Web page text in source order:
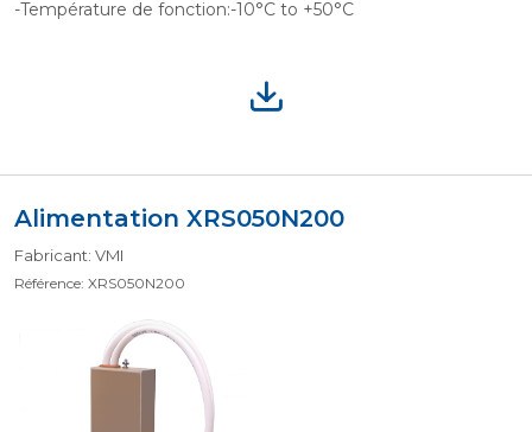
-Température de fonction:-10°C to +50°C
Alimentation XRS050N200
Fabricant: VMI
Référence: XRS050N200